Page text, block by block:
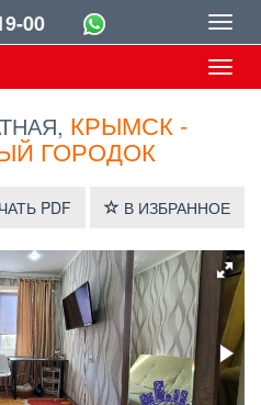
00
КРЫМСК -
ГОРОДОК
PDF В ИЗБРАННОЕ